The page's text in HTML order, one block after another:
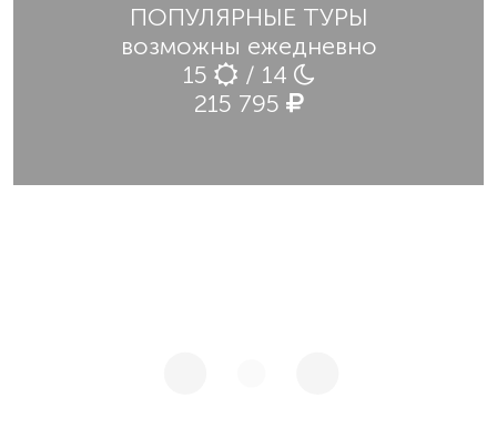
ПОПУЛЯРНЫЕ ТУРЫ
возможны ежедневно
15
/ 14
215 795